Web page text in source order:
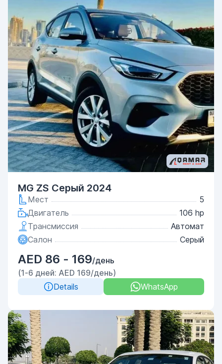
MG ZS Серый 2024
Мест
5
Двигатель
106 hp
Трансмиссия
Автомат
Салон
Серый
AED 86 - 169/день
(1-6 дней: AED 169/день)
Details
WhatsApp